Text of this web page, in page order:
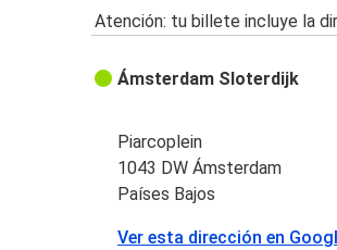
Atención: tu billete incluye la
Ámsterdam Sloterdijk
Piarcoplein
1043 DW Ámsterdam
Países Bajos
Ver esta dirección en